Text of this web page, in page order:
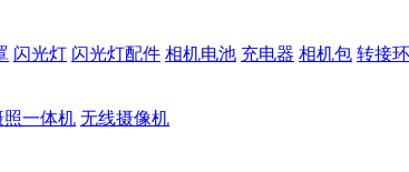
闪光灯 闪光灯配件 相机电池 充电器 相机包 转接
照一体机 无线摄像机